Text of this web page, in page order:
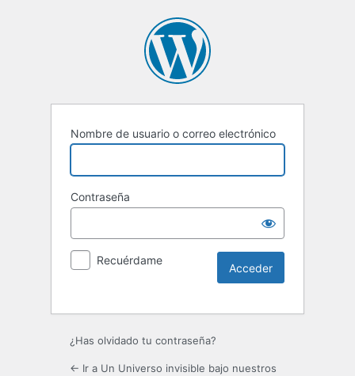
Nombre de usuario o correo electrónico
Contraseña
Recuérdame
¿Has olvidado tu contraseña?
← Ir a Un Universo invisible bajo nuestros